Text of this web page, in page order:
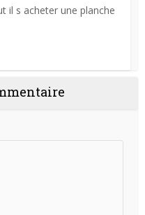
il s acheter une planche